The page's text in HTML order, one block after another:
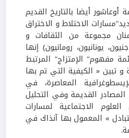
أيضا بالتاريخ القديم
الاختلاط و الاختراق
مجموعة من الثقافات و
يونانيون، رومانيون) إنها
مفهوم" الإمتزاج" المرتبط
و تبين « الكيفية التي تم بها
المعاصرة، في
القديمة وفي التحليل
الاجتماعية لمسارات
» المعمول بها آنذاك في